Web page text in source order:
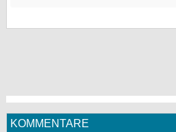
KOMMENTARE